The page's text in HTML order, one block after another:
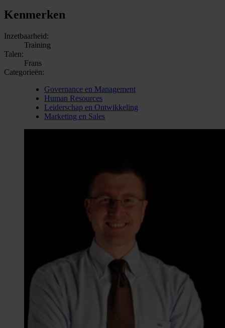
Kenmerken
Inzetbaarheid:
Training
Talen:
Frans
Categorieën:
Governance en Management
Human Resources
Leiderschap en Ontwikkeling
Marketing en Sales